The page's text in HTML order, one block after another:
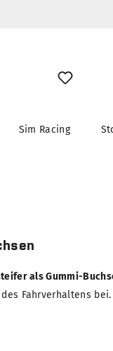
Sim Racing
als Gummi-
Fahrverhaltens